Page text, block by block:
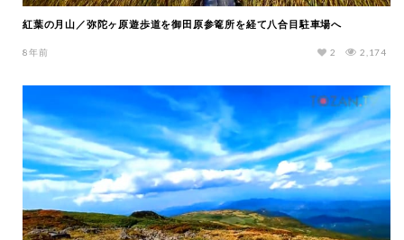
紅葉の月山／弥陀ヶ原遊歩道を御田原参篭所を経て八合目駐車場へ
8年前 2,174
2